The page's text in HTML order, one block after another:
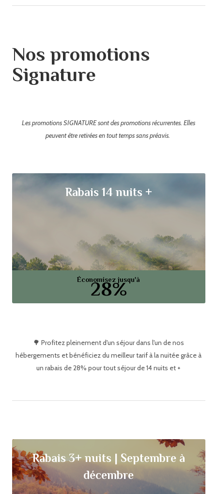
Nos promotions
Signature
Les promotions SIGNATURE sont des promotions récurrentes. Elles
peuvent être retirées en tout temps sans préavis.
Rabais 14 nuits +
Économisez jusqu'à
28%
🌳 Profitez pleinement d'un séjour dans l'un de nos
hébergements et bénéficiez du meilleur tarif à la nuitée grâce à
un rabais de 28% pour tout séjour de 14 nuits et +
Rabais 3+ nuits | Septembre à
décembre